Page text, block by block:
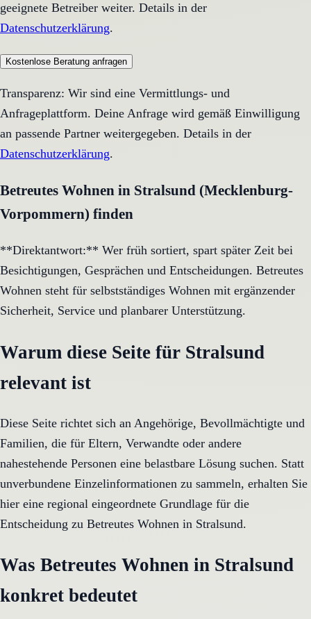
geeignete Betreiber weiter. Details in der
Datenschutzerklärung.
Kostenlose Beratung anfragen
Transparenz: Wir sind eine Vermittlungs- und
Anfrageplattform. Deine Anfrage wird gemäß Einwilligung
an passende Partner weitergegeben. Details in der
Datenschutzerklärung.
Betreutes Wohnen in Stralsund (Mecklenburg-
Vorpommern) finden
**Direktantwort:** Wer früh sortiert, spart später Zeit bei
Besichtigungen, Gesprächen und Entscheidungen. Betreutes
Wohnen steht für selbstständiges Wohnen mit ergänzender
Sicherheit, Service und planbarer Unterstützung.
Warum diese Seite für Stralsund
relevant ist
Diese Seite richtet sich an Angehörige, Bevollmächtigte und
Familien, die für Eltern, Verwandte oder andere
nahestehende Personen eine belastbare Lösung suchen. Statt
unverbundene Einzelinformationen zu sammeln, erhalten Sie
hier eine regional eingeordnete Grundlage für die
Entscheidung zu Betreutes Wohnen in Stralsund.
Was Betreutes Wohnen in Stralsund
konkret bedeutet